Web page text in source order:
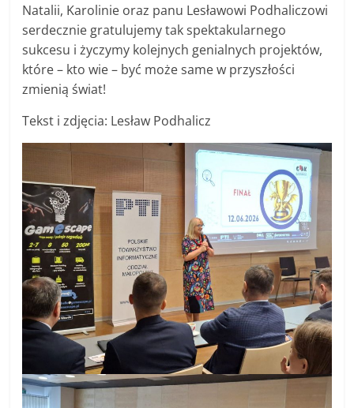
Natalii, Karolinie oraz panu Lesławowi Podhaliczowi
serdecznie gratulujemy tak spektakularnego
sukcesu i życzymy kolejnych genialnych projektów,
które – kto wie – być może same w przyszłości
zmienią świat!
Tekst i zdjęcia: Lesław Podhalicz